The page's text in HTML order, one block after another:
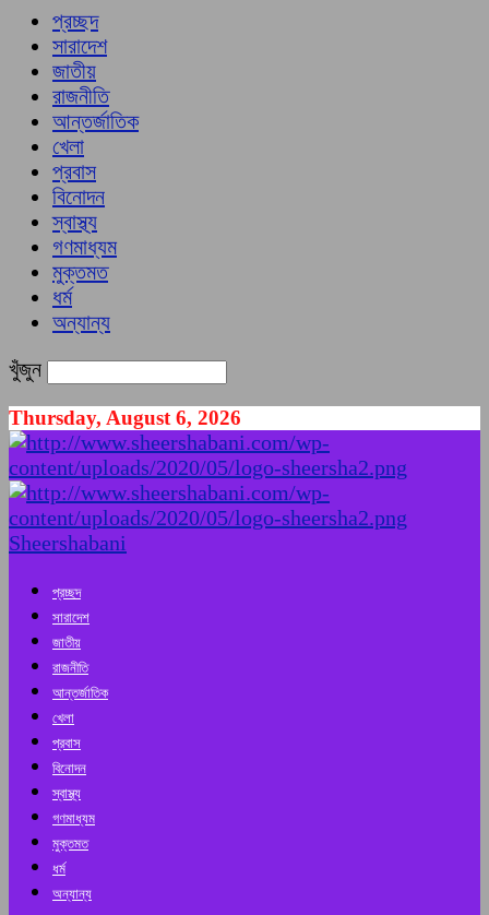
প্রচ্ছদ
সারাদেশ
জাতীয়
রাজনীতি
আন্তর্জাতিক
খেলা
প্রবাস
বিনোদন
স্বাস্থ্য
গণমাধ্যম
মুক্তমত
ধর্ম
অন্যান্য
খুঁজুন
Thursday, August 6, 2026
Sheershabani
প্রচ্ছদ
সারাদেশ
জাতীয়
রাজনীতি
আন্তর্জাতিক
খেলা
প্রবাস
বিনোদন
স্বাস্থ্য
গণমাধ্যম
মুক্তমত
ধর্ম
অন্যান্য